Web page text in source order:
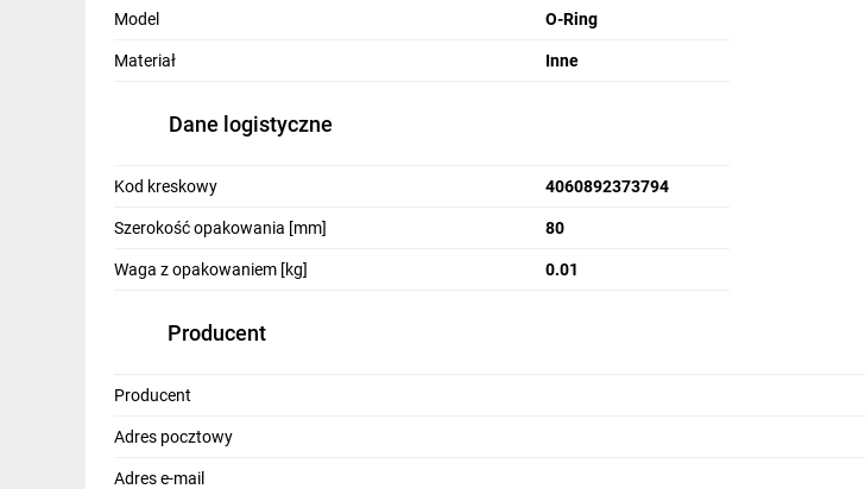
Odzież ochronna i BHP
Inne
Budowa i Remont
Elektronika
Smart home
Model O-Ring
Materiał Inne
Dane logistyczne
Kod kreskowy 4060892373794
Szerokość opakowania [mm] 80
Waga z opakowaniem [kg] 0.01
Producent
Producent
Adres pocztowy
Adres e-mail